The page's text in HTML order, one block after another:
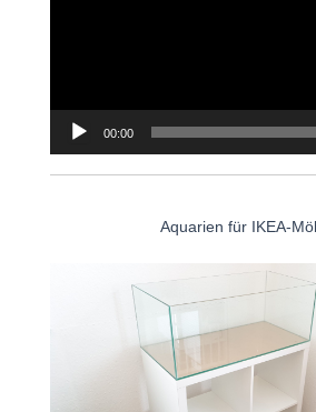
00:00
Aquarien für IKEA-